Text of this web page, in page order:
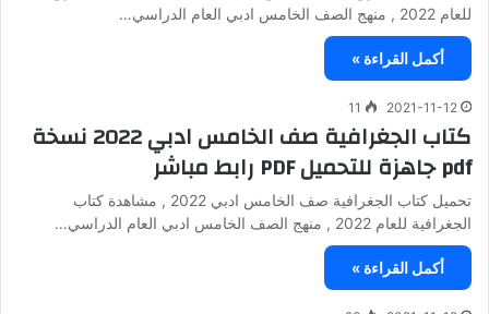
للعام 2022 , منهج الصف الخامس ادبي العام الدراسي…
أكمل القراءة »
2021-11-12
11
كتاب الجغرافية صف الخامس ادبي 2022 نسخة
pdf جاهزة للتحميل PDF رابط مباشر
تحميل كتاب الجغرافية صف الخامس ادبي 2022 , مشاهدة كتاب
الجغرافية للعام 2022 , منهج الصف الخامس ادبي العام الدراسي…
أكمل القراءة »